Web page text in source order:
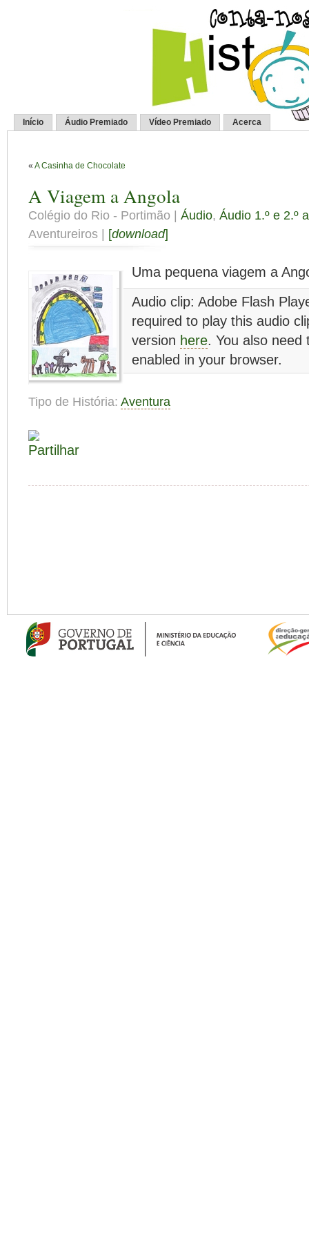
Início Áudio Premiado Vídeo Premiado Acerca
« A Casinha de Chocolate
A Viagem a Angola
Colégio do Rio - Portimão | Áudio, Áudio 1.º e 2.º
Aventureiros | [download]
Uma pequena viagem a
Audio clip: Adobe Flash
required to play this audio
version here. You also need
enabled in your browser.
Tipo de História: Aventura